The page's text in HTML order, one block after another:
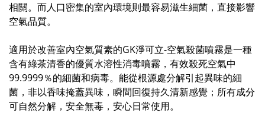
相關。而人口密集的室內環境則最容易滋生細菌，直接影響
空氣品質。
適用於改善室內空氣質素的GK淨可立-空氣殺菌噴霧是一種
含有綠茶清香的優質水溶性消毒噴霧，有效殺死空氣中
99.9999％的細菌和病毒。能從根源處分解引起異味的細
菌，非以香味掩蓋異味，瞬間回復持久清新感覺；所有成分
可自然分解，安全無毒，安心日常使用。